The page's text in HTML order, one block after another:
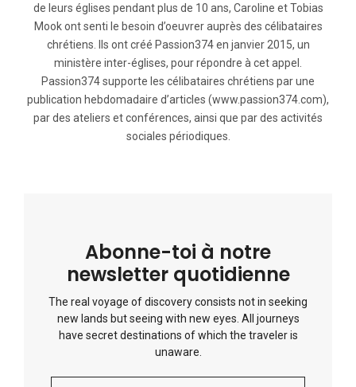
de leurs églises pendant plus de 10 ans, Caroline et Tobias
Mook ont senti le besoin d’oeuvrer auprès des célibataires
chrétiens. Ils ont créé Passion374 en janvier 2015, un
ministère inter-églises, pour répondre à cet appel.
Passion374 supporte les célibataires chrétiens par une
publication hebdomadaire d’articles (www.passion374.com),
par des ateliers et conférences, ainsi que par des activités
sociales périodiques.
Abonne-toi à notre
newsletter quotidienne
The real voyage of discovery consists not in seeking
new lands but seeing with new eyes. All journeys
have secret destinations of which the traveler is
unaware.